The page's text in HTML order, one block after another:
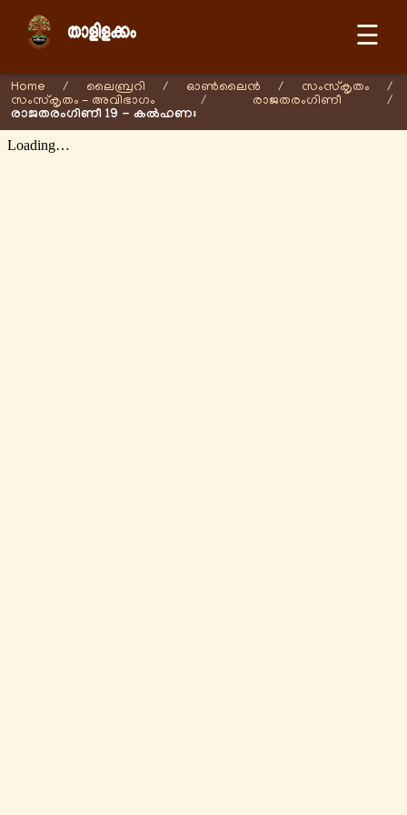
☰
Home / ലൈബ്രറി / ഓണ്‍ലൈന്‍ / സംസ്കൃതം
/
സംസ്കൃതം - അവിഭാഗം
/ രാജതരംഗിണീ /
രാജതരംഗിണീ 19 - കൽഹണഃ